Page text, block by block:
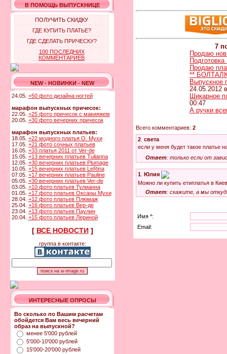
В ПОМОЩЬ ВЫПУСКНИЦЕ
ПОЛУЧИТЬ СКИДКУ
ГДЕ КУПИТЬ ПЛАТЬЕ?
ГДЕ СДЕЛАТЬ ПРИЧЕСКУ?
100 ПОСЛЕДНИХ
КОММЕНТАРИЕВ
NEW - НОВИНКИ - NEW
24.05. +50 фото дизайна ногтей
марафон выпускных причесок:
22.05. +25 фото причесок с макияжем
20.05. +30 фото вечерних причесок
марафон выпускных платьев:
18.05. +22 модного платья О. Мухи
17.05. +21 фото сочных платьев
16.05. +33 платья 2011 от Ver-de
15.05. +13 вечерних платьев Tulianna
12.05. +30 вечерних платьев Plumage
10.05. +15 вечерних платьев LeRina
07.05. +17 вечерних платьев Pauline
05.05. +30 вечерних платьев Ver-de
03.05. +10 фото платьев Тулианна
01.05. +17 фото платьев Оксаны Мухи
28.04. +12 фото платьев Плюмаж
25.04. +16 фото платьев Вер-де
23.04. +13 фото платьев Паулин
20.04. +15 фото платьев Лериной
[ ВСЕ НОВОСТИ]
группа в контакте:
ИНТЕРЕСНЫЕ ОПРОСЫ
Во сколько по Вашим расчетам
обойдется Вам весь вечерний
образ на выпускной?
менее 5'000 рублей
5'000-10'000 рублей
15'000-20'000 рублей
7
Продаю
Продаю
**
Выпускное
24.05.2012
Шикарное
00:47
А ручки
Всего комментариев: 2
2 света
если у меня будет такое платье
Ответ: только если от
1 Юлия
Можно ли купить етиплатья в
Ответ: скажите, а мы
Имя *:
Email: